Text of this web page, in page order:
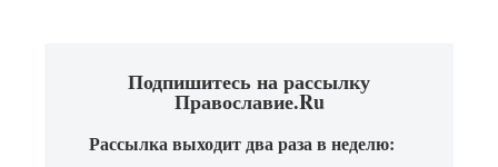
Подпишитесь на рассылку
Православие.Ru
Рассылка выходит два раза в неделю: